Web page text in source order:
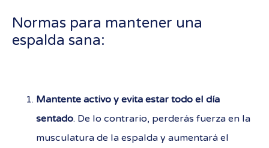
Normas para mantener una
espalda sana:
Mantente activo y evita estar todo el día
sentado. De lo contrario, perderás fuerza en la
musculatura de la espalda y aumentará el